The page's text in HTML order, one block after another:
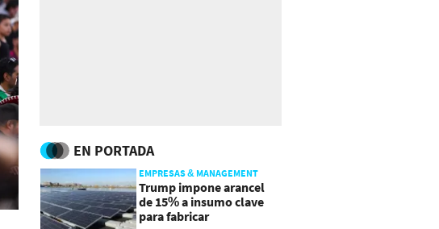
EN PORTADA
EMPRESAS & MANAGEMENT
Trump impone arancel
de 15% a insumo clave
para fabricar